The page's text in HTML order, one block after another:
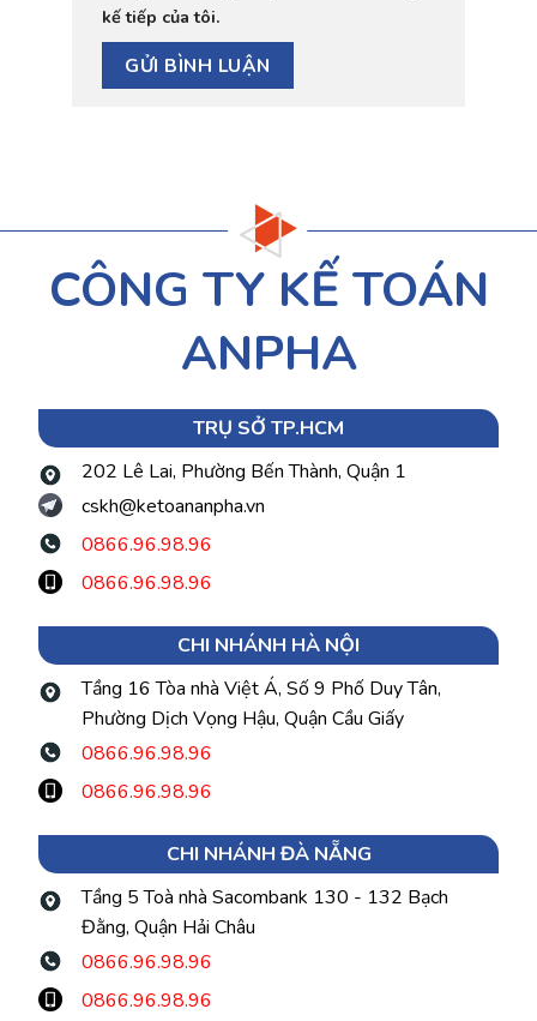
kế tiếp của tôi.
CÔNG TY KẾ TOÁN
ANPHA
TRỤ SỞ TP.HCM
202 Lê Lai, Phường Bến Thành, Quận 1
cskh@ketoananpha.vn
0866.96.98.96
0866.96.98.96
CHI NHÁNH HÀ NỘI
Tầng 16 Tòa nhà Việt Á, Số 9 Phố Duy Tân,
Phường Dịch Vọng Hậu, Quận Cầu Giấy
0866.96.98.96
0866.96.98.96
CHI NHÁNH ĐÀ NẴNG
Tầng 5 Toà nhà Sacombank 130 - 132 Bạch
Đằng, Quận Hải Châu
0866.96.98.96
0866.96.98.96